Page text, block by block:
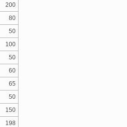
200
80
50
100
50
60
65
50
150
198